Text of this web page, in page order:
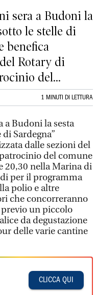
sera a Budoni la
le stelle di
benefica
Rotary di
del...
1 MINUTI DI LETTURA
a Budoni la sesta
Sardegna”
dalle sezioni del
del comune
20,30 nella Marina di
per il programma
polio e altre
che concorreranno
un piccolo
da degustazione
delle varie cantine
CLICCA QUI